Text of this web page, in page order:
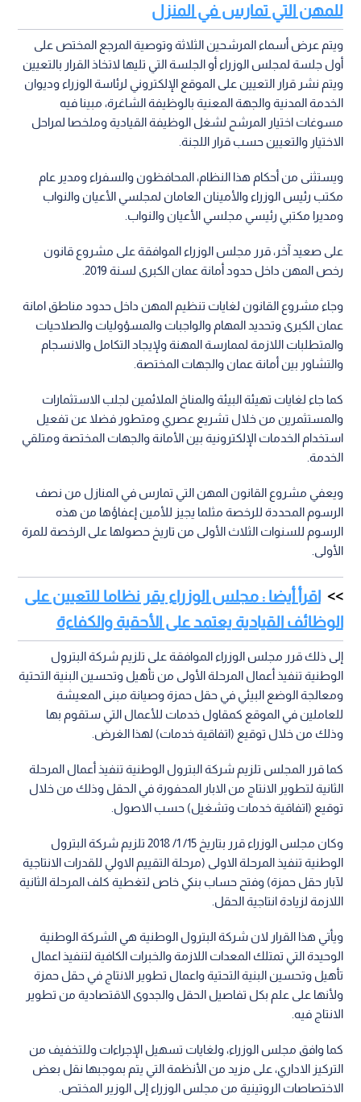
للمهن التي تمارس في المنزل
ويتم عرض أسماء المرشحين الثلاثة وتوصية المرجع المختص على
أول جلسة لمجلس الوزراء أو الجلسة التي تليها لاتخاذ القرار بالتعيين
ويتم نشر قرار التعيين على الموقع الإلكتروني لرئاسة الوزراء وديوان
الخدمة المدنية والجهة المعنية بالوظيفة الشاغرة، مبينا فيه
مسوغات اختيار المرشح لشغل الوظيفة القيادية وملخصا لمراحل
الاختيار والتعيين حسب قرار اللجنة.
ويستثنى من أحكام هذا النظام، المحافظون والسفراء ومدير عام
مكتب رئيس الوزراء والأمينان العامان لمجلسي الأعيان والنواب
ومديرا مكتبي رئيسي مجلسي الأعيان والنواب.
على صعيد آخر، قرر مجلس الوزراء الموافقة على مشروع قانون
رخص المهن داخل حدود أمانة عمان الكبرى لسنة 2019.
وجاء مشروع القانون لغايات تنظيم المهن داخل حدود مناطق امانة
عمان الكبرى وتحديد المهام والواجبات والمسؤوليات والصلاحيات
والمتطلبات اللازمة لممارسة المهنة ولإيجاد التكامل والانسجام
والتشاور بين أمانة عمان والجهات المختصة.
كما جاء لغايات تهيئة البيئة والمناخ الملائمين لجلب الاستثمارات
والمستثمرين من خلال تشريع عصري ومتطور فضلا عن تفعيل
استخدام الخدمات الإلكترونية بين الأمانة والجهات المختصة ومتلقي
الخدمة.
ويعفي مشروع القانون المهن التي تمارس في المنازل من نصف
الرسوم المحددة للرخصة مثلما يجيز للأمين إعفاؤها من هذه
الرسوم للسنوات الثلاث الأولى من تاريخ حصولها على الرخصة للمرة
الأولى.
اقرأ أيضا : مجلس الوزراء يقر نظاما للتعيين على
الوظائف القيادية يعتمد على الأحقية والكفاءة
إلى ذلك قرر مجلس الوزراء الموافقة على تلزيم شركة البترول
الوطنية تنفيذ أعمال المرحلة الأولى من تأهيل وتحسين البنية التحتية
ومعالجة الوضع البيئي في حقل حمزة وصيانة مبنى المعيشة
للعاملين في الموقع كمقاول خدمات للأعمال التي ستقوم بها
وذلك من خلال توقيع (اتفاقية خدمات) لهذا الغرض.
كما قرر المجلس تلزيم شركة البترول الوطنية تنفيذ أعمال المرحلة
الثانية لتطوير الانتاج من الابار المحفورة في الحقل وذلك من خلال
توقيع (اتفاقية خدمات وتشغيل) حسب الاصول.
وكان مجلس الوزراء قرر بتاريخ 15/ 1/ 2018 تلزيم شركة البترول
الوطنية تنفيذ المرحلة الاولى (مرحلة التقييم الاولي للقدرات الانتاجية
لآبار حقل حمزة) وفتح حساب بنكي خاص لتغطية كلف المرحلة الثانية
اللازمة لزيادة انتاجية الحقل.
ويأتي هذا القرار لان شركة البترول الوطنية هي الشركة الوطنية
الوحيدة التي تمتلك المعدات اللازمة والخبرات الكافية لتنفيذ اعمال
تأهيل وتحسين البنية التحتية واعمال تطوير الانتاج في حقل حمزة
ولأنها على علم بكل تفاصيل الحقل والجدوى الاقتصادية من تطوير
الانتاج فيه.
كما وافق مجلس الوزراء، ولغايات تسهيل الإجراءات وللتخفيف من
التركيز الاداري، على مزيد من الأنظمة التي يتم بموجبها نقل بعض
الاختصاصات الروتينية من مجلس الوزراء إلى الوزير المختص.